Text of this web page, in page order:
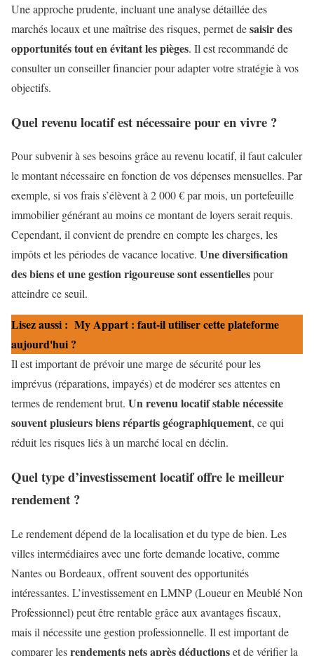
Une approche prudente, incluant une analyse détaillée des
marchés locaux et une maîtrise des risques, permet desaisir des
opportunités tout en évitant les pièges. Il est recommandé de
consulter un conseiller financier pour adapter votre stratégie à vos
objectifs.
Quel revenu locatif est nécessaire pour en vivre ?
Pour subvenir à ses besoins grâce au revenu locatif, il faut calculer
le montant nécessaire en fonction de vos dépenses mensuelles. Par
exemple, si vos frais s’élèvent à 2 000 € par mois, un portefeuille
immobilier générant au moins ce montant de loyers serait requis.
Cependant, il convient de prendre en compte les charges, les
impôts et les périodes de vacance locative. Une diversification
des biens et une gestion rigoureuse sont essentiellespour
atteindre ce seuil.
Lisez aussi : My Appart : faut-il utiliser cette plateforme
aujourd'hui ?
Il est important de prévoir une marge de sécurité pour les
imprévus (réparations, impayés) et de modérer ses attentes en
termes de rendement brut. Un revenu locatif stable nécessite
souvent plusieurs biens répartis géographiquement, ce qui
réduit les risques liés à un marché local en déclin.
Quel type d’investissement locatif offre le meilleur
rendement ?
Le rendement dépend de la localisation et du type de bien. Les
villes intermédiaires avec une forte demande locative, comme
Nantes ou Bordeaux, offrent souvent des opportunités
intéressantes. L’investissement en LMNP (Loueur en Meublé Non
Professionnel) peut être rentable grâce aux avantages fiscaux,
mais il nécessite une gestion professionnelle. Il est important de
comparer lesrendements nets après déductionset de vérifier la